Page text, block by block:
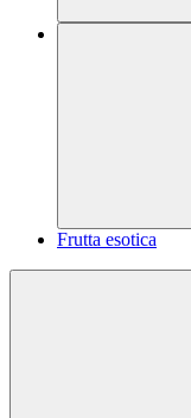
Frutta esotica